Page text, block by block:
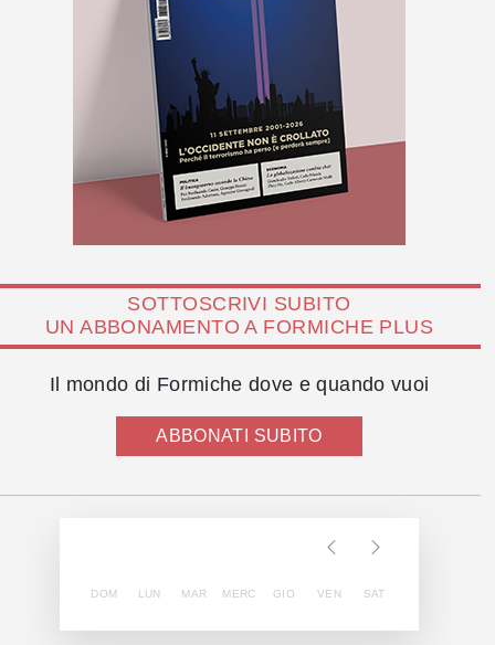
SOTTOSCRIVI SUBITO
UN ABBONAMENTO A FORMICHE PLUS
Il mondo di Formiche dove e quando vuoi
ABBONATI SUBITO
DOM LUN MAR MERC GIO VEN SAT